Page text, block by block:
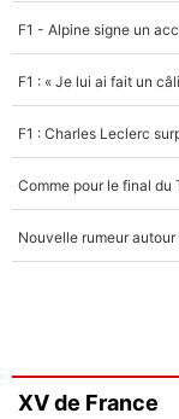
XV de France